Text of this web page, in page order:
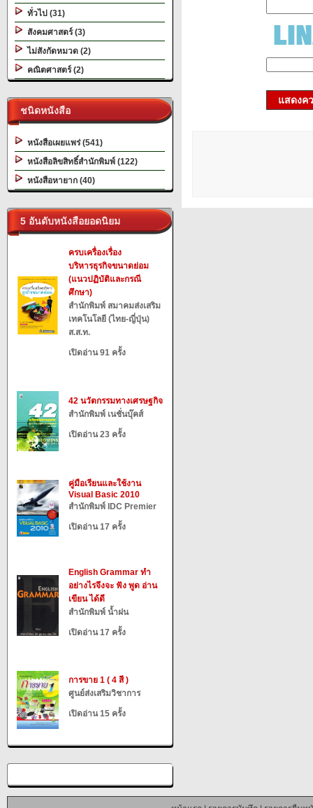
ทั่วไป (31)
สังคมศาสตร์ (3)
ไม่สังกัดหมวด (2)
คณิตศาสตร์ (2)
ชนิดหนังสือ
หนังสือเผยแพร่ (541)
หนังสือลิขสิทธิ์สำนักพิมพ์ (122)
หนังสือหายาก (40)
5 อันดับหนังสือยอดนิยม
ครบเครื่องเรื่อง
บริหารธุรกิจขนาดย่อม
(แนวปฏิบัติและกรณี
ศึกษา)
สำนักพิมพ์ สมาคมส่งเสริม
เทคโนโลยี (ไทย-ญี่ปุ่น)
ส.ส.ท.
เปิดอ่าน 91 ครั้ง
42 นวัตกรรมทางเศรษฐกิจ
สำนักพิมพ์ เนชั่นบุ๊คส์
เปิดอ่าน 23 ครั้ง
คู่มือเรียนและใช้งาน
Visual Basic 2010
สำนักพิมพ์ IDC Premier
เปิดอ่าน 17 ครั้ง
English Grammar ทำ
อย่างไรจึงจะ ฟัง พูด อ่าน
เขียน ได้ดี
สำนักพิมพ์ น้ำฝน
เปิดอ่าน 17 ครั้ง
การขาย 1 ( 4 สี )
ศูนย์ส่งเสริมวิชาการ
เปิดอ่าน 15 ครั้ง
แสดงค